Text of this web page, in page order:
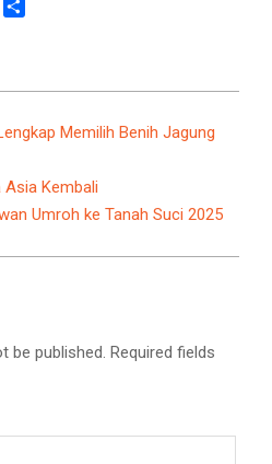
Copy
Memilih Benih Jagung
Asia Kembali
Umroh ke Tanah Suci 2025
be published. Required fields